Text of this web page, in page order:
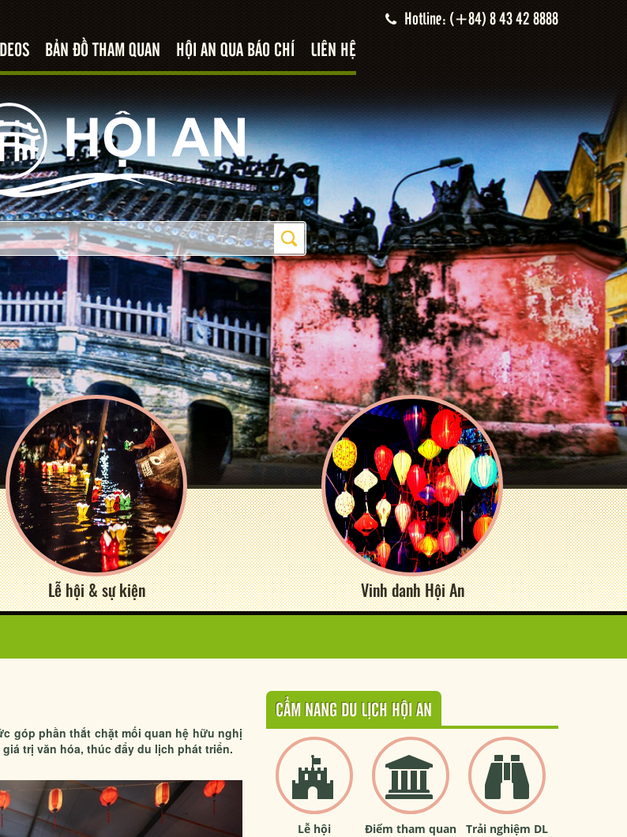
Hotline: (+84) 8 43 42 8888
BẢN ĐỒ THAM QUAN HỘI AN QUA BÁO CHÍ LIÊN HỆ
Lễ hội & sự kiện Vinh danh Hội An
góp phần thắt chặt mối quan hệ hữu nghị
trị văn hóa, thúc đẩy du lịch phát triển.
CẨM NANG DU LỊCH HỘI AN
Lễ hội Điểm tham quan Trải nghiệm DL